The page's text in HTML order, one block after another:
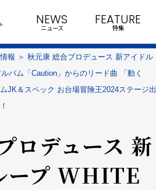
NEWS
ニュース
FEATURE
特集
報
秋元康 総合プロデュース 新アイドル
バム「Caution」からのリード曲 「動く
JK＆スペック お台場冒険王2024ステージ出
ロデュース 新
ープ WHITE